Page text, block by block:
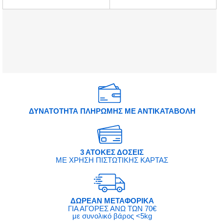
ΔΥΝΑΤΟΤΗΤΑ ΠΛΗΡΩΜΗΣ ΜΕ ΑΝΤΙΚΑΤΑΒΟΛΗ
3 ΑΤΟΚΕΣ ΔΟΣΕΙΣ
ΜΕ ΧΡΗΣΗ ΠΙΣΤΩΤΙΚΗΣ ΚΑΡΤΑΣ
ΔΩΡΕΑΝ ΜΕΤΑΦΟΡΙΚΑ
ΓΙΑ ΑΓΟΡΕΣ ΑΝΩ ΤΩΝ 70€
με συνολικό βάρος <5kg